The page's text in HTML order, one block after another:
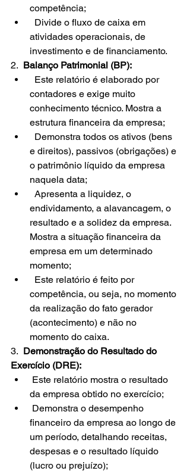
competência;
Divide o fluxo de caixa em
atividades operacionais, de
investimento e de financiamento.
2. Balanço Patrimonial (BP):
Este relatório é elaborado por
contadores e exige muito
conhecimento técnico. Mostra a
estrutura financeira da empresa;
Demonstra todos os ativos (bens
e direitos), passivos (obrigações) e
o patrimônio líquido da empresa
naquela data;
Apresenta a liquidez, o
endividamento, a alavancagem, o
resultado e a solidez da empresa.
Mostra a situação financeira da
empresa em um determinado
momento;
Este relatório é feito por
competência, ou seja, no momento
da realização do fato gerador
(acontecimento) e não no
momento do caixa.
3. Demonstração do Resultado do
Exercício (DRE):
Este relatório mostra o resultado
da empresa obtido no exercício;
Demonstra o desempenho
financeiro da empresa ao longo de
um período, detalhando receitas,
despesas e o resultado líquido
(lucro ou prejuízo);